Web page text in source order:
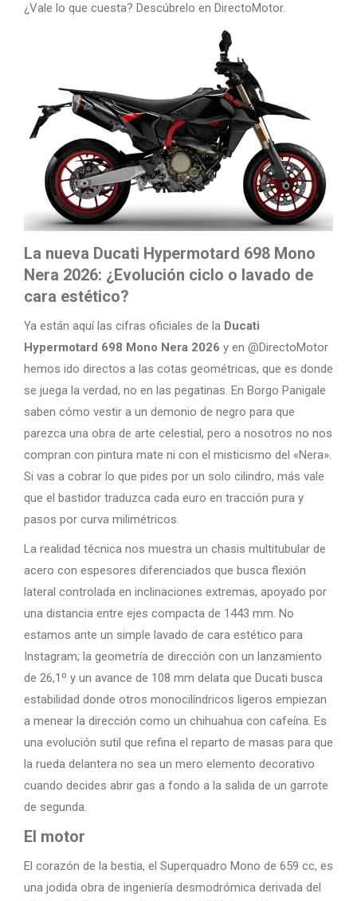
¿Vale lo que cuesta? Descúbrelo en DirectoMotor.
La nueva Ducati Hypermotard 698 Mono
Nera 2026: ¿Evolución ciclo o lavado de
cara estético?
Ya están aquí las cifras oficiales de la Ducati
Hypermotard 698 Mono Nera 2026 y en @DirectoMotor
hemos ido directos a las cotas geométricas, que es donde
se juega la verdad, no en las pegatinas. En Borgo Panigale
saben cómo vestir a un demonio de negro para que
parezca una obra de arte celestial, pero a nosotros no nos
compran con pintura mate ni con el misticismo del «Nera».
Si vas a cobrar lo que pides por un solo cilindro, más vale
que el bastidor traduzca cada euro en tracción pura y
pasos por curva milimétricos.
La realidad técnica nos muestra un chasis multitubular de
acero con espesores diferenciados que busca flexión
lateral controlada en inclinaciones extremas, apoyado por
una distancia entre ejes compacta de 1443 mm. No
estamos ante un simple lavado de cara estético para
Instagram; la geometría de dirección con un lanzamiento
de 26,1º y un avance de 108 mm delata que Ducati busca
estabilidad donde otros monocilíndricos ligeros empiezan
a menear la dirección como un chihuahua con cafeína. Es
una evolución sutil que refina el reparto de masas para que
la rueda delantera no sea un mero elemento decorativo
cuando decides abrir gas a fondo a la salida de un garrote
de segunda.
El motor
El corazón de la bestia, el Superquadro Mono de 659 cc, es
una jodida obra de ingeniería desmodrómica derivada del